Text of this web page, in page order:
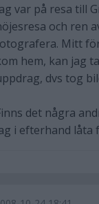
var på resa till
och ren
Mitt
hem, kan jag
dvs tog
det några
i efterhand